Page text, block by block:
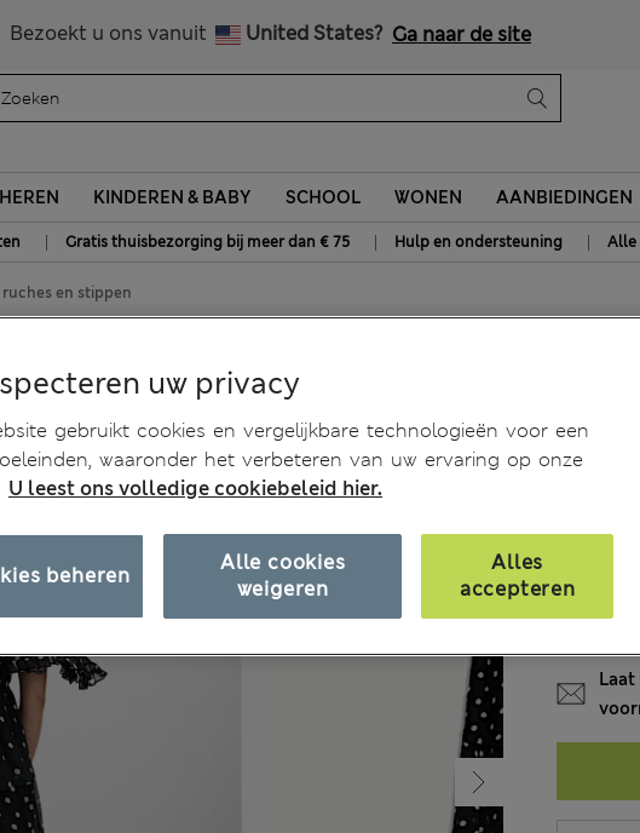
Bezoekt u ons vanuit United States? Ga naar de site
HEREN KINDEREN & BABY SCHOOL WONEN AANBIEDINGEN
| Gratis thuisbezorging bij meer dan € 75 | Hulp en ondersteuning | Alle
en stippen
en stippen
KLEUR:
uw privacy
gebruikt cookies en vergelijkbare technologieën voor een
waaronder het verbeteren van uw ervaring op onze
U leest ons volledige cookiebeleid hier.
Alle cookies
weigeren
Alles
accepteren
beheren